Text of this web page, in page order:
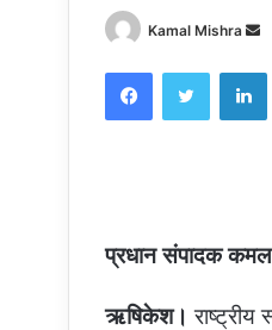
Kamal Mishra
FacebookTwitter
प्रधान संपादक कमल
ऋषिकेश।